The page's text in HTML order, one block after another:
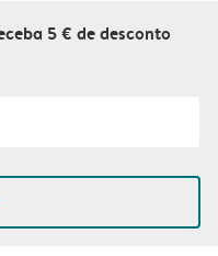
5 € de desconto